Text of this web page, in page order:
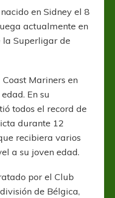
de
selección
australiana
nacido en Sidney el 8
actualmente en
la Superligar de
Mariners en
En su
todos el record de
durante 12
recibiera varios
a su joven edad.
por el Club
de Bélgica,